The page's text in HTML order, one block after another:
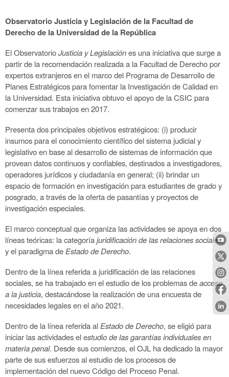
Observatorio Justicia y Legislación de la Facultad de
Derecho de la Universidad de la República
El ObservatorioJusticia y Legislaciónes una iniciativa que surge a
partir de la recomendación realizada a la Facultad de Derecho por
expertos extranjeros en el marco del Programa de Desarrollo de
Planes Estratégicos para fomentar la Investigación de Calidad en
la Universidad. Esta iniciativa obtuvo el apoyo de la CSIC para
comenzar sus trabajos en 2017.
Presenta dos principales objetivos estratégicos: (i) producir
insumos para el conocimiento científico del sistema judicial y
legislativo en base al desarrollo de sistemas de información que
provean datos continuos y confiables, destinados a investigadores,
operadores jurídicos y ciudadanía en general; (ii) brindar un
espacio de formación en investigación para estudiantes de grado y
posgrado, a través de la oferta de pasantías y proyectos de
investigación especiales.
El marco conceptual que organiza las actividades se apoya en dos
líneas teóricas: la categoríajuridificación de las relaciones sociales,
y el paradigma de Estado de Derecho.
Dentro de la línea referida a juridificación de las relaciones
sociales, se ha trabajado en el estudio de los problemas deacceso
a la justicia, destacándose la realización de una encuesta de
necesidades legales en el año 2021.
Dentro de la línea referida al Estado de Derecho, se eligió para
iniciar las actividades el estudio de las garantías individuales en
materia penal. Desde sus comienzos, el OJL ha dedicado la mayor
parte de sus esfuerzos al estudio de los procesos de
implementación del nuevo Código del Proceso Penal.